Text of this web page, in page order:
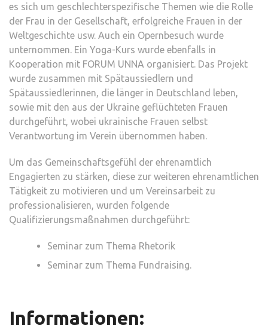
es sich um geschlechterspezifische Themen wie die Rolle
der Frau in der Gesellschaft, erfolgreiche Frauen in der
Weltgeschichte usw. Auch ein Opernbesuch wurde
unternommen. Ein Yoga-Kurs wurde ebenfalls in
Kooperation mit FORUM UNNA organisiert. Das Projekt
wurde zusammen mit Spätaussiedlern und
Spätaussiedlerinnen, die länger in Deutschland leben,
sowie mit den aus der Ukraine geflüchteten Frauen
durchgeführt, wobei ukrainische Frauen selbst
Verantwortung im Verein übernommen haben.
Um das Gemeinschaftsgefühl der ehrenamtlich
Engagierten zu stärken, diese zur weiteren ehrenamtlichen
Tätigkeit zu motivieren und um Vereinsarbeit zu
professionalisieren, wurden folgende
Qualifizierungsmaßnahmen durchgeführt:
Seminar zum Thema Rhetorik
Seminar zum Thema Fundraising.
Informationen: